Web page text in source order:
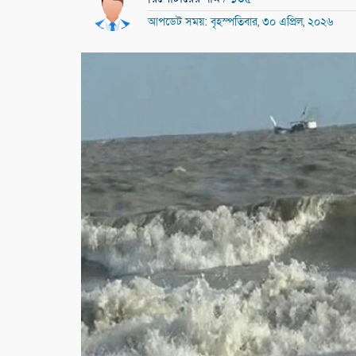
আপডেট সময়: বৃহস্পতিবার, ৩০ এপ্রিল, ২০২৬